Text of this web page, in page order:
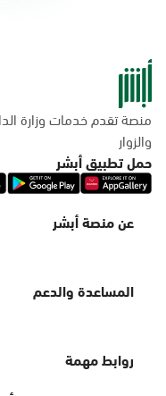
منصة تقدم خدمات وزارة
والزوار
حمل تطبيق أبشر
عن منصة أبشر
المساعدة والدعم
روابط مهمة